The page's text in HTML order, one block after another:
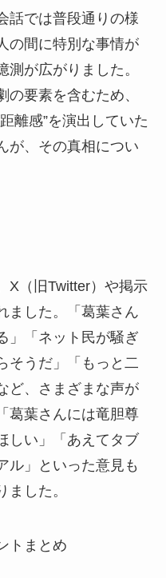
話では普段通りの様
の間に特別な事情が
が広がりました。
の要素を含むため、
離感”を演出していた
が、その真相につい
X（旧Twitter）や掲示
ました。「葛葉さん
」「ネット民が騒ぎ
そうだ」「もっと二
ど、さまざまな声が
葛葉さんには竜胆尊
しい」「あえてタブ
ル」といった意見も
した。
トまとめ